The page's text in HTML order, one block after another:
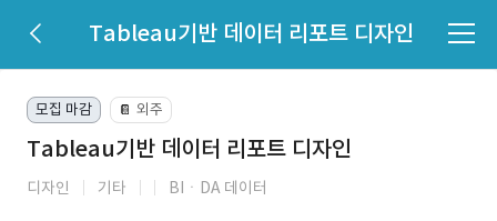
Tableau기반 데이터 리포트 디자인
모집 마감 📔 외주
Tableau기반 데이터 리포트 디자인
디자인 기타 BIㆍDA 데이터